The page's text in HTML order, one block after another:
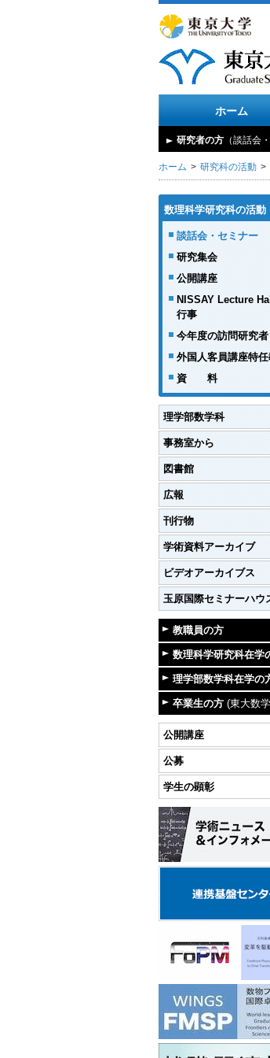
ホーム
研究者の方 （談話会
ホーム 研究科の活動
数理科学研究科の活動
談話会・セミナー
研究集会
公開講座
NISSAY Lecture
行事
今年度の訪問研究者
外国人客員講座特
資 料
理学部数学科
事務室から
図書館
広報
刊行物
学術資料アーカイブ
ビデオアーカイブス
玉原国際セミナーハウ
教職員の方
数理科学研究科在学
理学部数学科在学の
卒業生の方 (東大数
公開講座
公募
学生の顕彰